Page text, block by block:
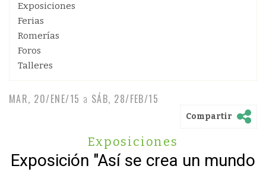
Exposiciones
Ferias
Romerías
Foros
Talleres
MAR, 20/ENE/15 a SÁB, 28/FEB/15
Compartir
Exposiciones
Exposición "Así se crea un mundo